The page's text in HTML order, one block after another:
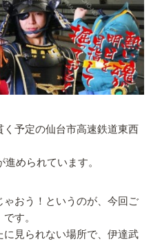
予定の仙台市高速鉄道東西
められています。
おう！というのが、今回ご
す。
見られない場所で、伊達武